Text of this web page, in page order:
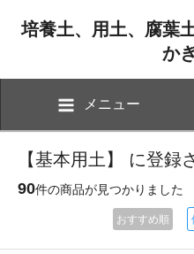
培養土、用土、腐葉
か
メニュー
【基本用土】 に登録
90件の商品が見つかりました
おすすめ順